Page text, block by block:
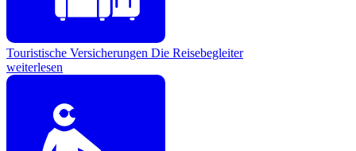
Touristische Versicherungen Die Reisebegleiter
weiterlesen